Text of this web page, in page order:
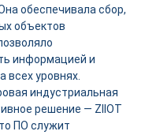
обеспечивала сбор,
объектов
информацией и
уровнях.
индустриальная
решение — ZIIOT
ПО служит